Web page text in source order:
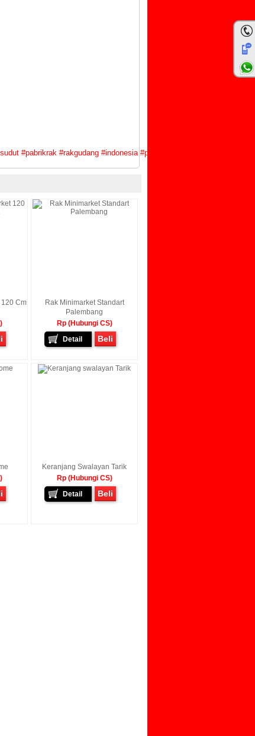
#pabrikrak #rakgudang #indonesia #pinterest
Cm
Rak Minimarket Standart
Palembang
Rp (Hubungi CS)
Detail
Beli
Keranjang Swalayan Tarik
Rp (Hubungi CS)
Detail
Beli